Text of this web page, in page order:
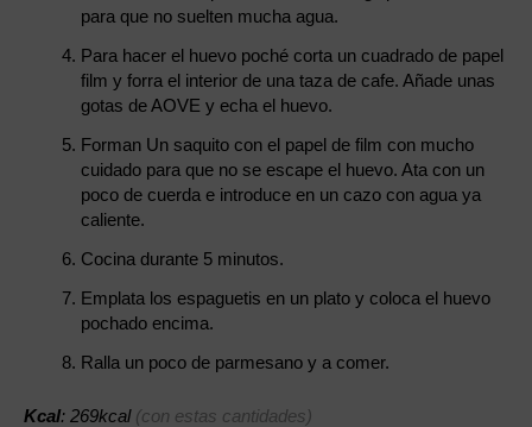
para que no suelten mucha agua.
Para hacer el huevo poché corta un cuadrado de papel
film y forra el interior de una taza de cafe. Añade unas
gotas de AOVE y echa el huevo.
Forman Un saquito con el papel de film con mucho
cuidado para que no se escape el huevo. Ata con un
poco de cuerda e introduce en un cazo con agua ya
caliente.
Cocina durante 5 minutos.
Emplata los espaguetis en un plato y coloca el huevo
pochado encima.
Ralla un poco de parmesano y a comer.
Kcal: 269kcal (con estas cantidades)